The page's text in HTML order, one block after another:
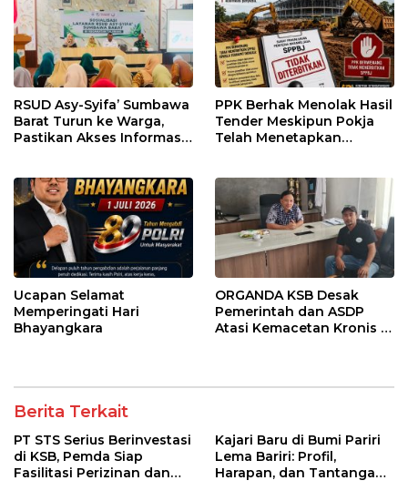
RSUD Asy-Syifa’ Sumbawa
Barat Turun ke Warga,
Pastikan Akses Informasi
PPK Berhak Menolak Hasil
Tender Meskipun Pokja
Telah Menetapkan
Ucapan Selamat
Memperingati Hari
Bhayangkara
ORGANDA KSB Desak
Pemerintah dan ASDP
Atasi Kemacetan Kronis di
Berita Terkait
PT STS Serius Berinvestasi
di KSB, Pemda Siap
Fasilitasi Perizinan dan
Kajari Baru di Bumi Pariri
Lema Bariri: Profil,
Harapan, dan Tantangan